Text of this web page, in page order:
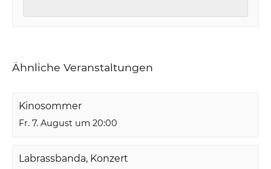
Ähnliche Veranstaltungen
Kinosommer
Fr. 7. August um 20:00
Labrassbanda, Konzert